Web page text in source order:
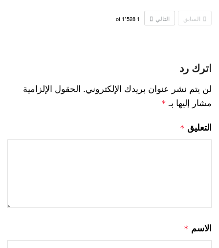
السابق التالي 1 1٬528
اترك رد
لن يتم نشر عنوان بريدك الإلكتروني. الحقول الإلزامية
مشار إليها بـ *
التعليق *
الاسم *